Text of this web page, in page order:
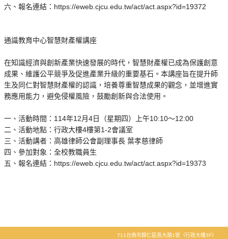
六、報名連結：https://eweb.cjcu.edu.tw/act/act.aspx?id=19372
通識教育中心智慧財產權講座
在知識經濟與創新產業快速發展的時代，智慧財產權已成為保護創意
成果、維護公平競爭及促進產業升級的重要基石。本講座旨在提升師
生及同仁對智慧財產權的認識，培養尊重智慧成果的觀念，並增進實
務應用能力，避免侵權風險，鼓勵創新與合法使用。
一、活動時間：114年12月4日（星期四）上午10:10～12:00
二、活動地點：行政大樓4樓第1-2會議室
三、活動講者：高雄律師公會副理事長 葉孝慈律師
四、參加對象：全校教職員生
五、報名連結：https://eweb.cjcu.edu.tw/act/act.aspx?id=19373
711台南市歸仁區長大路1號（行政大樓3F）